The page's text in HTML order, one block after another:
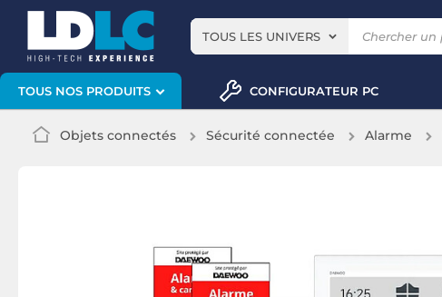
TOUS LES UNIVERS
TOUS NOS PRODUITS CONFIGURATEUR PC
Objets connectés Sécurité connectée Alarme